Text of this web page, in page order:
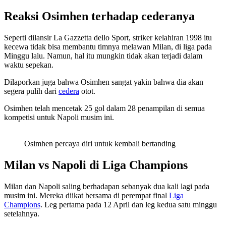
Reaksi Osimhen terhadap cederanya
Seperti dilansir La Gazzetta dello Sport, striker kelahiran 1998 itu
kecewa tidak bisa membantu timnya melawan Milan, di liga pada
Minggu lalu. Namun, hal itu mungkin tidak akan terjadi dalam
waktu sepekan.
Dilaporkan juga bahwa Osimhen sangat yakin bahwa dia akan
segera pulih dari cedera otot.
Osimhen telah mencetak 25 gol dalam 28 penampilan di semua
kompetisi untuk Napoli musim ini.
Osimhen percaya diri untuk kembali bertanding
Milan vs Napoli di Liga Champions
Milan dan Napoli saling berhadapan sebanyak dua kali lagi pada
musim ini. Mereka diikat bersama di perempat final Liga
Champions. Leg pertama pada 12 April dan leg kedua satu minggu
setelahnya.